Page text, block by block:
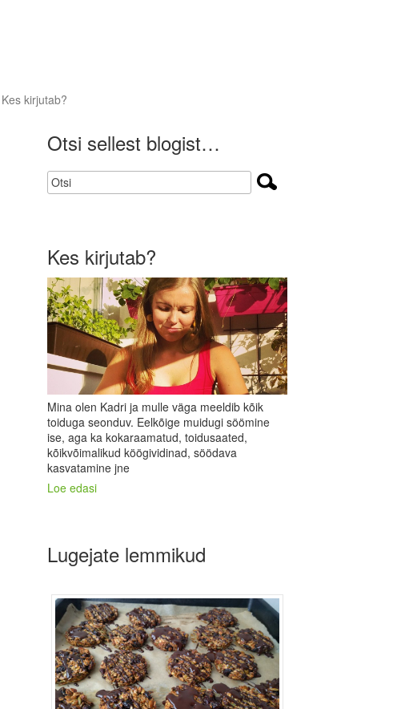
Kes kirjutab?
Otsi sellest blogist…
Kes kirjutab?
Mina olen Kadri ja mulle väga meeldib kõik
toiduga seonduv. Eelkõige muidugi söömine
ise, aga ka kokaraamatud, toidusaated,
kõikvõimalikud köögividinad, söödava
kasvatamine jne
Loe edasi
Lugejate lemmikud